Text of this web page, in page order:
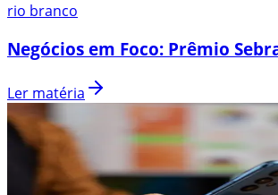
rio branco
Negócios em Foco: Prêmio
Ler matéria